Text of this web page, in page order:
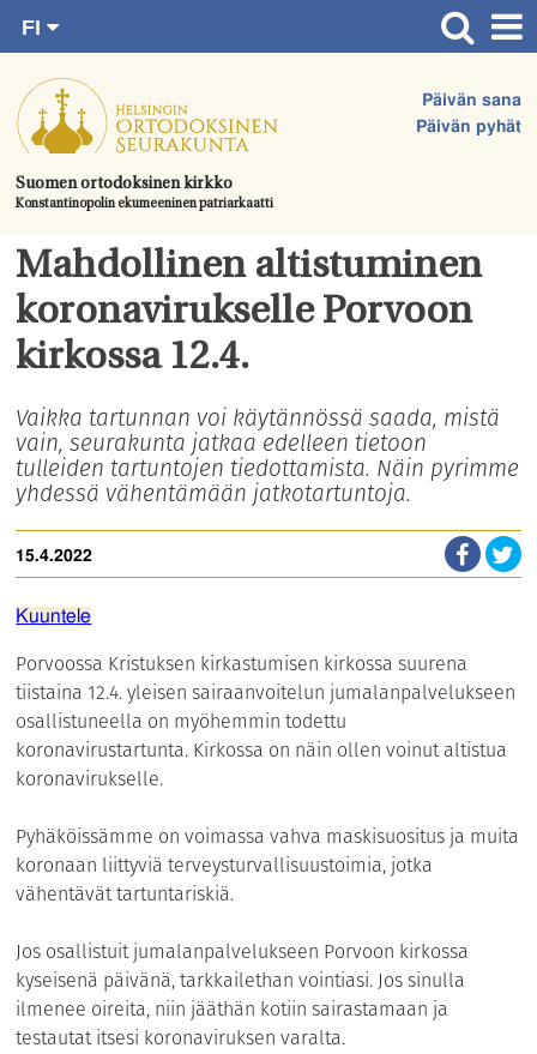
suoraan
sisältöön.
Suomen ortodoksinen kirkko
Konstantinopolin ekumeeninen patriarkaatti
Päivän sana
Päivän pyhät
FI
SV
EN
UA
Etusivu
Ajankohtaista
Juhlat & toimitukset
Kirkot
Apua & tukea
Tule mukaan
Yhteystiedot
Mahdollinen altistuminen
koronavirukselle Porvoon
kirkossa 12.4.
Vaikka tartunnan voi käytännössä saada, mistä
vain, seurakunta jatkaa edelleen tietoon
tulleiden tartuntojen tiedottamista. Näin pyrimme
yhdessä vähentämään jatkotartuntoja.
15.4.2022
Kuuntele
Porvoossa Kristuksen kirkastumisen kirkossa suurena
tiistaina 12.4. yleisen sairaanvoitelun jumalanpalvelukseen
osallistuneella on myöhemmin todettu
koronavirustartunta. Kirkossa on näin ollen voinut altistua
koronavirukselle.
Pyhäköissämme on voimassa vahva maskisuositus ja muita
koronaan liittyviä terveysturvallisuustoimia, jotka
vähentävät tartuntariskiä.
Jos osallistuit jumalanpalvelukseen Porvoon kirkossa
kyseisenä päivänä, tarkkailethan vointiasi. Jos sinulla
ilmenee oireita, niin jääthän kotiin sairastamaan ja
testautat itsesi koronaviruksen varalta.